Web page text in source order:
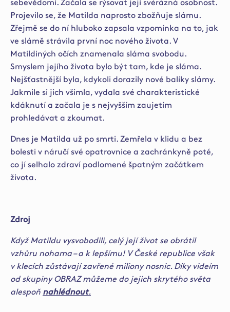
sebevědomí. Začala se rýsovat její svérázná osobnost.
Projevilo se, že Matilda naprosto zbožňuje slámu.
Zřejmě se do ní hluboko zapsala vzpomínka na to, jak
ve slámě strávila první noc nového života. V
Matildiných očích znamenala sláma svobodu.
Smyslem jejího života bylo být tam, kde je sláma.
Nejšťastnější byla, kdykoli dorazily nové balíky slámy.
Jakmile si jich všimla, vydala své charakteristické
kdáknutí a začala je s nejvyšším zaujetím
prohledávat a zkoumat.
Dnes je Matilda už po smrti. Zemřela v klidu a bez
bolesti v náručí své opatrovnice a zachránkyně poté,
co jí selhalo zdraví podlomené špatným začátkem
života.
Zdroj
Když Matildu vysvobodili, celý její život se obrátil
vzhůru nohama – a k lepšímu! V České republice však
v klecích zůstávají zavřené miliony nosnic. Díky videím
od skupiny OBRAZ můžeme do jejich skrytého světa
alespoň nahlédnout.